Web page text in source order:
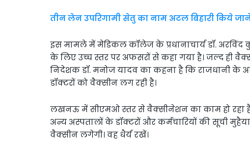
तीन लेन उपरिगामी सेतु का नाम अटल बिहारी किये
इस मामले में मेडिकल कॉलेज के प्रधानाचार्य डॉ.
के लिए उच्च स्तर पर अफसरों से कहा गया है। जल्द ही
निदेशक डॉ. मनोज यादव का कहना है कि राजधानी के
डॉक्टरों को वैक्सीन लग रही है।
लखनऊ में सीएमओ स्तर से वैक्सीनेशन का काम हो रहा
अन्य अस्पतालों के डॉक्टरों और कर्मचारियों की सूची
वैक्सीन लगेगी। वह धैर्य रखें।